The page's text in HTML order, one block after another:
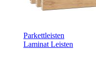
Parkettleisten
Laminat Leisten